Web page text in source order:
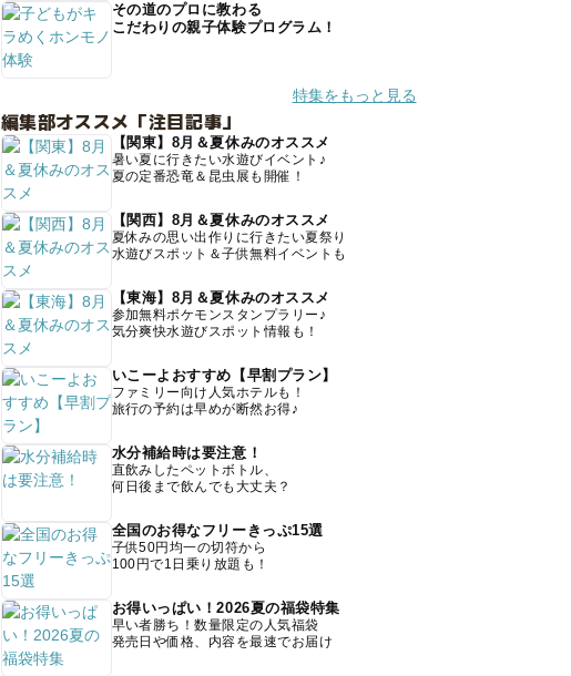
その道のプロに教わる
こだわりの親子体験プログラム！
特集をもっと見る
編集部オススメ「注目記事」
【関東】8月＆夏休みのオススメ
暑い夏に行きたい水遊びイベント♪
夏の定番恐竜＆昆虫展も開催！
【関西】8月＆夏休みのオススメ
夏休みの思い出作りに行きたい夏祭り
水遊びスポット＆子供無料イベントも
【東海】8月＆夏休みのオススメ
参加無料ポケモンスタンプラリー♪
気分爽快水遊びスポット情報も！
いこーよおすすめ【早割プラン】
ファミリー向け人気ホテルも！
旅行の予約は早めが断然お得♪
水分補給時は要注意！
直飲みしたペットボトル、
何日後まで飲んでも大丈夫？
全国のお得なフリーきっぷ15選
子供50円均一の切符から
100円で1日乗り放題も！
お得いっぱい！2026夏の福袋特集
早い者勝ち！数量限定の人気福袋
発売日や価格、内容を最速でお届け